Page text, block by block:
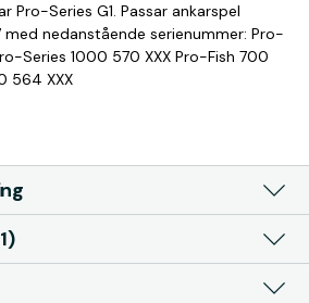
G1. Passar ankarspel
nedanstående serienummer: Pro-
562 XXX Pro-Fish 1000 564 XXX